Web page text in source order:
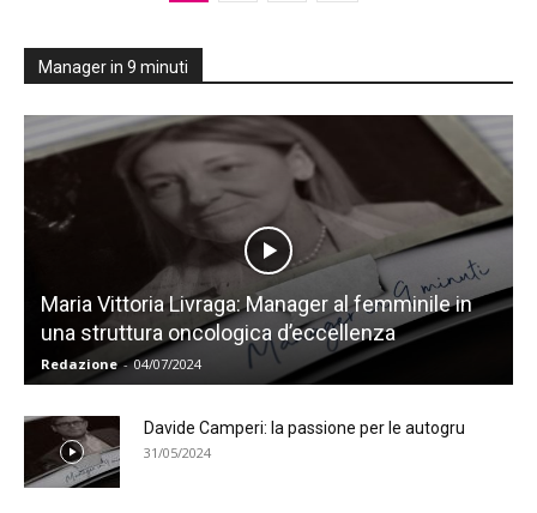
Manager in 9 minuti
Maria Vittoria Livraga: Manager al femminile in
una struttura oncologica d’eccellenza
Redazione - 04/07/2024
Davide Camperi: la passione per le autogru
31/05/2024